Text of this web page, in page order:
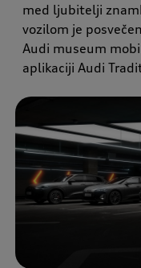
med ljubitelji
vozilom je
Audi museum
aplikaciji Audi